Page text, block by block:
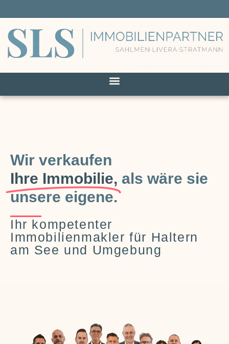
Wir verkaufen
Ihre Immobilie, als wäre sie
unsere eigene.
Ihr kompetenter
Immobilienmakler für Haltern
am See und Umgebung